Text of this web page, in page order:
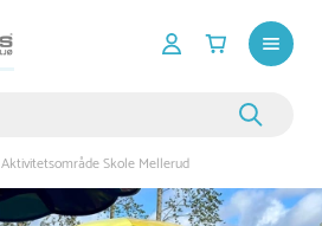
Aktivitetsområde Skole Mellerud